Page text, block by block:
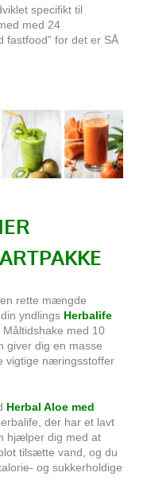
specifikt til
med 24
fastfood” for det er SÅ
rette mængde
yndlings Herbalife
Måltidshake med 1 0
giver dig en masse
vigtige næringsstoffer
Herbal Aloe med
der har et lavt
hjælper dig med at
tilsætte vand, og du
og sukkerholdige